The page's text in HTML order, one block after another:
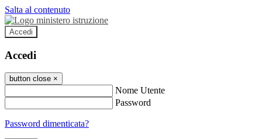
Salta al contenuto
Accedi
Accedi
button close ×
Nome Utente
Password
Password dimenticata?